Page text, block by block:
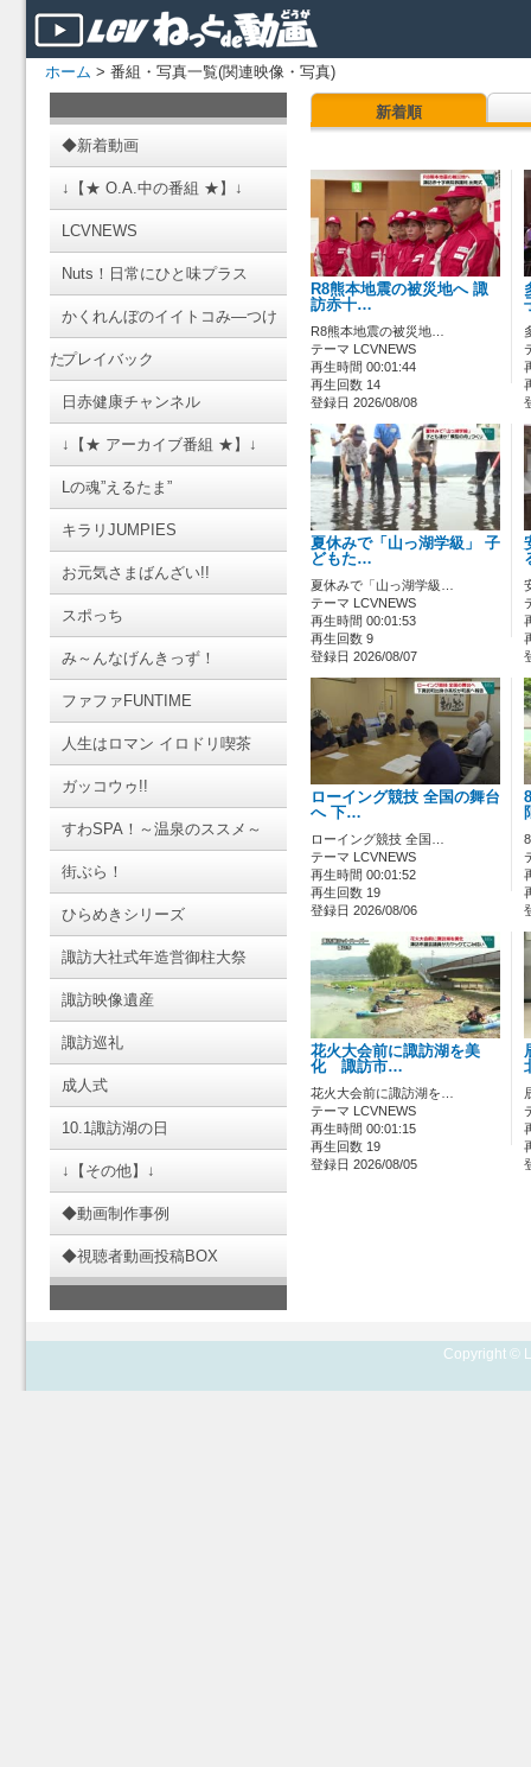
ホーム > 番組・写真一覧(関連映像・写真)
◆新着動画
↓【★ O.A.中の番組 ★】↓
LCVNEWS
Nuts！日常にひと味プラス
かくれんぼのイイトコみ―つけ
たプレイバック
日赤健康チャンネル
↓【★ アーカイブ番組 ★】↓
Lの魂”えるたま”
キラリJUMPIES
お元気さまばんざい!!
スポっち
み～んなげんきっず！
ファファFUNTIME
人生はロマン イロドリ喫茶
ガッコウゥ!!
すわSPA！～温泉のススメ～
街ぶら！
ひらめきシリーズ
諏訪大社式年造営御柱大祭
諏訪映像遺産
諏訪巡礼
成人式
10.1諏訪湖の日
↓【その他】↓
◆動画制作事例
◆視聴者動画投稿BOX
新着順
R8熊本地震の被災地へ 諏
訪赤十…
R8熊本地震の被災地…
テーマ LCVNEWS
再生時間 00:01:44
再生回数 14
登録日 2026/08/08
夏休みで「山っ湖学級」 子
どもた…
夏休みで「山っ湖学級…
テーマ LCVNEWS
再生時間 00:01:53
再生回数 9
登録日 2026/08/07
ローイング競技 全国の舞台
へ 下…
ローイング競技 全国…
テーマ LCVNEWS
再生時間 00:01:52
再生回数 19
登録日 2026/08/06
花火大会前に諏訪湖を美
化 諏訪市…
花火大会前に諏訪湖を…
テーマ LCVNEWS
再生時間 00:01:15
再生回数 19
登録日 2026/08/05
Copyright ©